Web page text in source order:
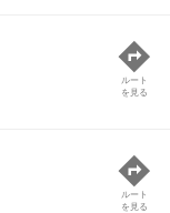
ルート
を見る
ルート
を見る